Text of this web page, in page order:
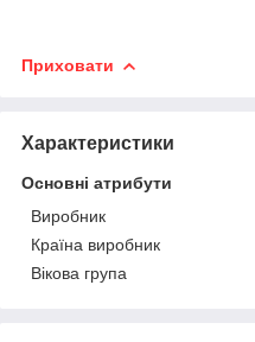
Приховати
Характеристики
Основні атрибути
Виробник
Країна виробник
Вікова група